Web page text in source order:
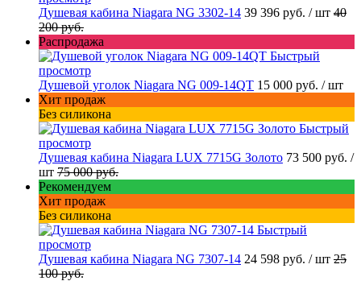
Душевая кабина Niagara NG 3302-14 39 396 руб. / шт 40
200 руб.
Распродажа
Быстрый
просмотр
Душевой уголок Niagara NG 009-14QT 15 000 руб. / шт
Хит продаж
Без силикона
Быстрый
просмотр
Душевая кабина Niagara LUX 7715G Золото 73 500 руб. /
шт 75 000 руб.
Рекомендуем
Хит продаж
Без силикона
Быстрый
просмотр
Душевая кабина Niagara NG 7307-14 24 598 руб. / шт 25
100 руб.